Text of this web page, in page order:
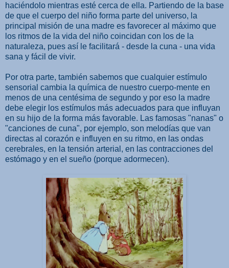
haciéndolo mientras esté cerca de ella. Partiendo de la base
de que el cuerpo del niño forma parte del universo, la
principal misión de una madre es favorecer al máximo que
los ritmos de la vida del niño coincidan con los de la
naturaleza, pues así le facilitará - desde la cuna - una vida
sana y fácil de vivir.
Por otra parte, también sabemos que cualquier estímulo
sensorial cambia la química de nuestro cuerpo-mente en
menos de una centésima de segundo y por eso la madre
debe elegir los estímulos más adecuados para que influyan
en su hijo de la forma más favorable. Las famosas "nanas" o
"canciones de cuna", por ejemplo, son melodías que van
directas al corazón e influyen en su ritmo, en las ondas
cerebrales, en la tensión arterial, en las contracciones del
estómago y en el sueño (porque adormecen).